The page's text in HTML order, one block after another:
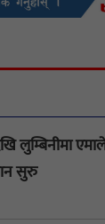
लुम्बिनीमा
सुरु